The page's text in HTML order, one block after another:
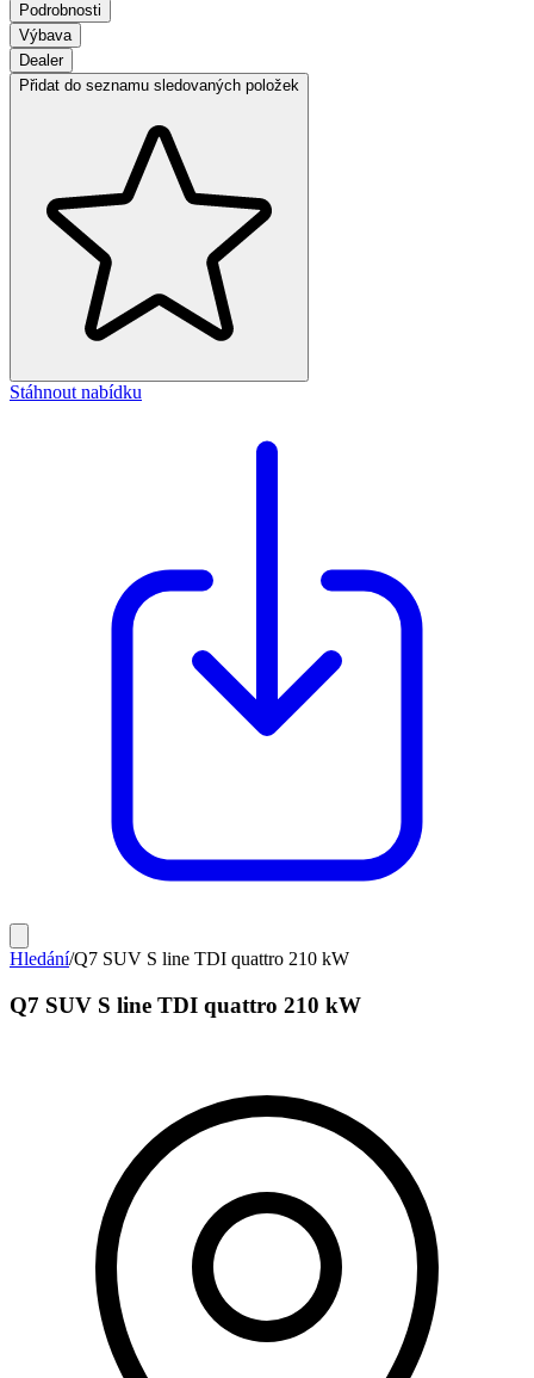
Podrobnosti
Výbava
Dealer
Přidat do seznamu sledovaných položek
Stáhnout nabídku
Hledání/Q7 SUV S line TDI quattro 210 kW
Q7 SUV S line TDI quattro 210 kW